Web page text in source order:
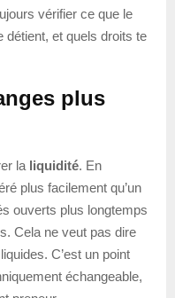
vérifier ce que le
détient, et quels droits te
plus
la liquidité. En
plus facilement qu’un
ouverts plus longtemps
Cela ne veut pas dire
C’est un point
échangeable,